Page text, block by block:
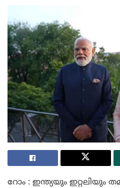
റോം : ഇന്ത്യയും ഇറ്റലിയും